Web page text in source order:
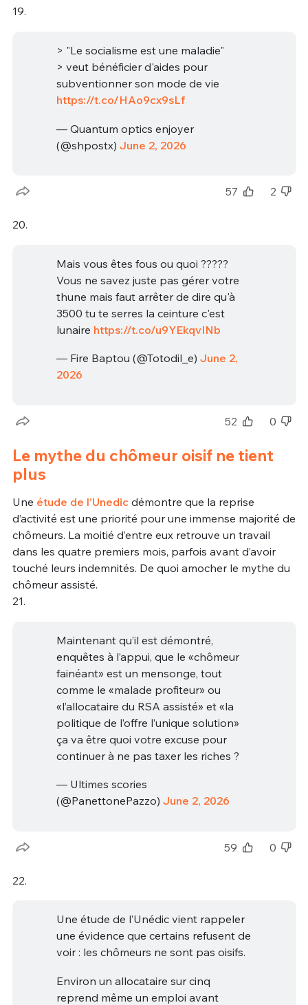
19.
> "Le socialisme est une maladie"
> veut bénéficier d'aides pour
subventionner son mode de vie
https://t.co/HAo9cx9sLf
— Quantum optics enjoyer
(@shpostx) June 2, 2026
57 2
20.
Mais vous êtes fous ou quoi ?????
Vous ne savez juste pas gérer votre
thune mais faut arrêter de dire qu'à
3500 tu te serres la ceinture c'est
lunaire https://t.co/u9YEkqvINb
— Fire Baptou (@Totodil_e) June 2,
2026
52 0
Le mythe du chômeur oisif ne tient
plus
Une étude de l’Unedicdémontre que la reprise
d’activité est une priorité pour une immense majorité de
chômeurs. La moitié d’entre eux retrouve un travail
dans les quatre premiers mois, parfois avant d’avoir
touché leurs indemnités. De quoi amocher le mythe du
chômeur assisté.
21.
Maintenant qu’il est démontré,
enquêtes à l’appui, que le «chômeur
fainéant» est un mensonge, tout
comme le «malade profiteur» ou
«l’allocataire du RSA assisté» et «la
politique de l’offre l’unique solution»
ça va être quoi votre excuse pour
continuer à ne pas taxer les riches ?
— Ultimes scories
(@PanettonePazzo) June 2, 2026
59 0
22.
Une étude de l’Unédic vient rappeler
une évidence que certains refusent de
voir : les chômeurs ne sont pas oisifs.
Environ un allocataire sur cinq
reprend même un emploi avant